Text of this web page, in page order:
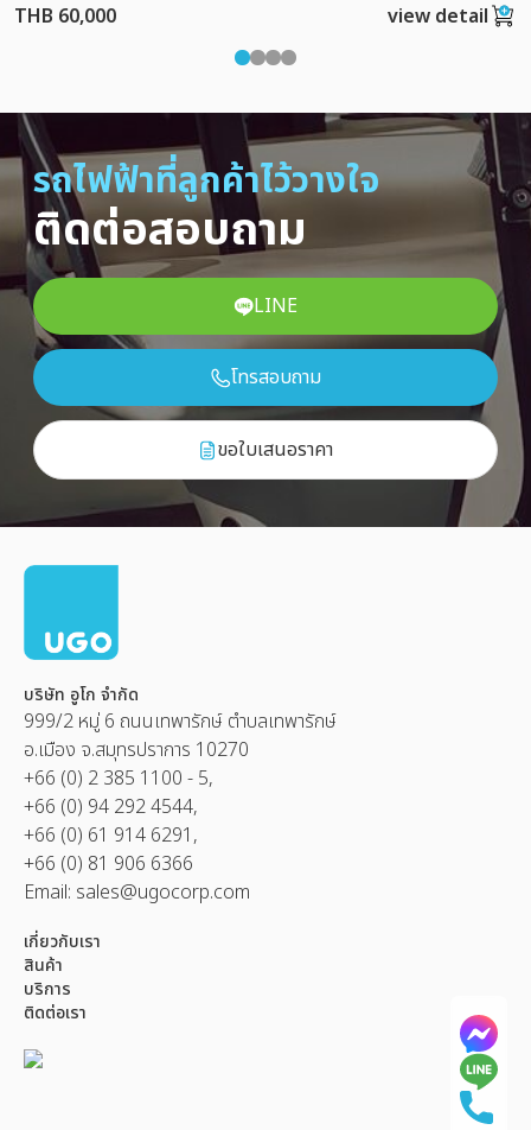
THB 60,000
view detail
รถไฟฟ้าที่ลูกค้าไว้วางใจ
ติดต่อสอบถาม
LINE
โทรสอบถาม
ขอใบเสนอราคา
บริษัท อูโก จำกัด
999/2 หมู่ 6 ถนนเทพารักษ์ ตำบลเทพารักษ์
อ.เมือง จ.สมุทรปราการ 10270
+66 (0) 2 385 1100 - 5,
+66 (0) 94 292 4544,
+66 (0) 61 914 6291,
+66 (0) 81 906 6366
Email: sales@ugocorp.com
เกี่ยวกับเรา
สินค้า
บริการ
ติดต่อเรา